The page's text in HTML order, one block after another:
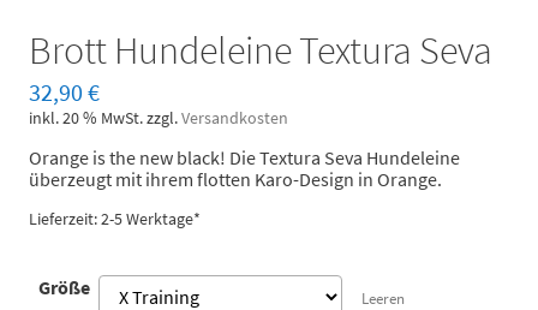
Brott Hundeleine Textura Seva
32,90 €
inkl. 20 % MwSt.zzgl.Versandkosten
Orange is the new black! Die Textura Seva Hundeleine
überzeugt mit ihrem flotten Karo-Design in Orange.
Lieferzeit: 2-5 Werktage*
Größe Leeren